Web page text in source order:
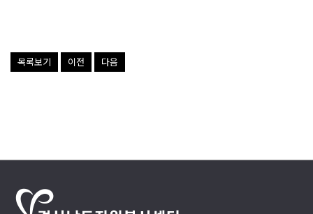
목록보기 이전 다음